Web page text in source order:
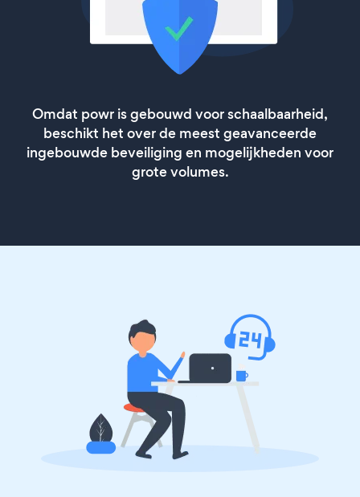
Omdat powr is gebouwd voor schaalbaarheid,
beschikt het over de meest geavanceerde
ingebouwde beveiliging en mogelijkheden voor
grote volumes.